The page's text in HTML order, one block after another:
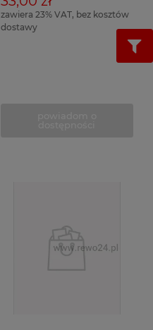
zawiera 23% VAT, bez kosztów
dostawy